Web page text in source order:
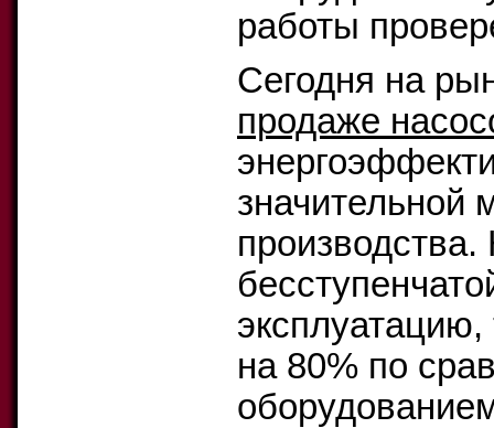
работы
Сегодня на
продаже
значительной
эксплуатацию,
на 80% по